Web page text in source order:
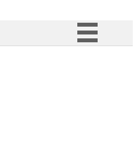
à informação